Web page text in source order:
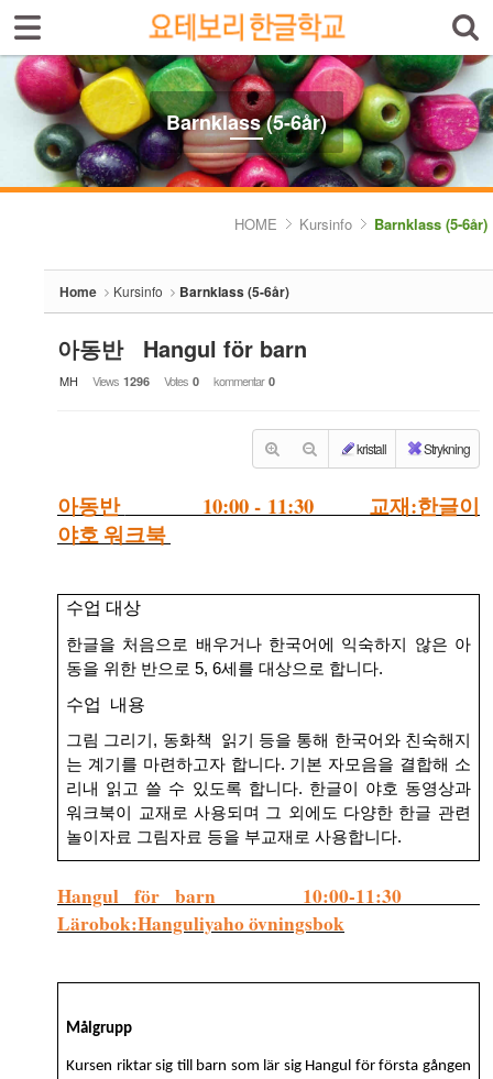
Barnklass (5-6år)
HOME Kursinfo Barnklass (5-6år)
Home Kursinfo Barnklass (5-6år)
아동반 Hangul för barn
MH Views 1296 Votes 0 kommentar 0
kristall Strykning
아동반 10:00 - 11:30 교재 :한글이
야호 워크북
수업 대상
한글을 처음으로 배우거나 한국어에 익숙하지 않은 아
동을 위한 반으로 5, 6세를 대상으로 합니다.
수업 내용
그림 그리기, 동화책 읽기 등을 통해 한국어와 친숙해지
는 계기를 마련하고자 합니다. 기본 자모음을 결합해 소
리내 읽고 쓸 수 있도록 합니다. 한글이 야호 동영상과
워크북이 교재로 사용되며 그 외에도 다양한 한글 관련
놀이자료 그림자료 등을 부교재로 사용합니다.
Hangul för barn 10:00-11:30
Lärobok:Hanguliyahoövningsbok
Målgrupp
Kursen riktar sig till barn som lär sig Hangul för första gången
Sign In Sign Up
Select language
Introduktion av skolan
Skolinfo
- Barnklass (5-6år)
- Nybörjarnivå (Vuxen)
- Grundnivå (Vuxen)
- Kvällskurs på tisdagar
- Matlagningsklass
- K-Make-up kurs
Photoalbum
Anslagstavlan
Sketchbook5, 스케치북5
Sketchbook5, 스케치북5